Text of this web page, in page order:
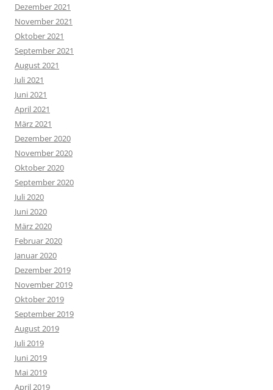
Dezember 2021
November 2021
Oktober 2021
September 2021
August 2021
Juli 2021
Juni 2021
April 2021
März 2021
Dezember 2020
November 2020
Oktober 2020
September 2020
Juli 2020
Juni 2020
März 2020
Februar 2020
Januar 2020
Dezember 2019
November 2019
Oktober 2019
September 2019
August 2019
Juli 2019
Juni 2019
Mai 2019
April 2019